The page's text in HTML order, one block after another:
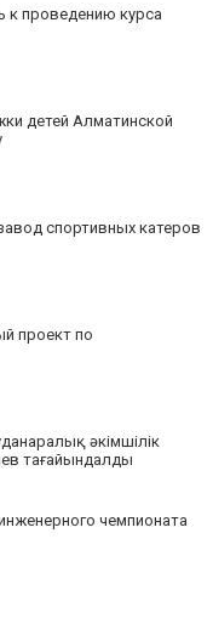
к проведению курса
детей Алматинской
спортивных катеров
проект по
әкімшілік
тағайындалды
чемпионата